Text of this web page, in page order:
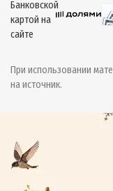
При использовании
на источник.